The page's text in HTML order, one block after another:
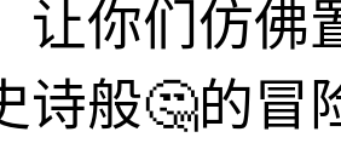
让你们仿佛
诗般🤔的冒